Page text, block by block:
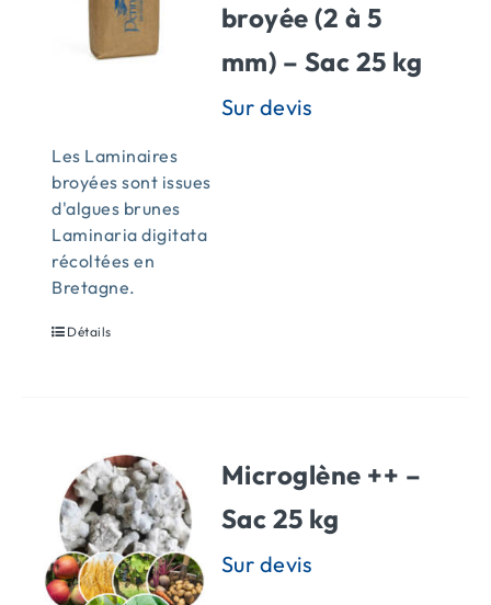
broyée (2 à 5
mm) – Sac 25 kg
Les Laminaires
broyées sont issues
d'algues brunes
Laminaria digitata
récoltées en
Bretagne.
Détails
Microglène ++ –
Sac 25 kg